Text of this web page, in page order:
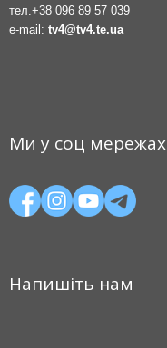
тел.+38 096 89 57 039
e-mail: tv4@tv4.te.ua
Ми у соц мережах
Напишіть нам